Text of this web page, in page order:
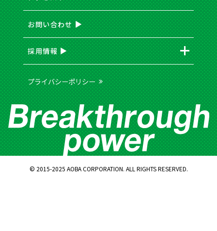
プライバシーポリシー
お問い合わせ
採用情報
© 2015-2025 AOBA CORPORATION. ALL RIGHTS RESERVED.